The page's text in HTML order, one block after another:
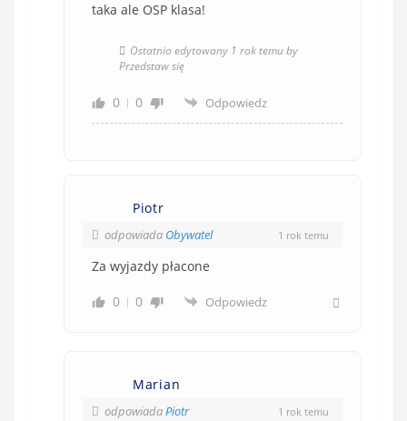
taka ale OSP klasa!
Ostatnio edytowany 1 rok temu by
Przedstaw się
0 0 Odpowiedz
Piotr
odpowiada Obywatel 1 rok temu
Za wyjazdy płacone
0 0 Odpowiedz
Marian
odpowiadaPiotr 1 rok temu